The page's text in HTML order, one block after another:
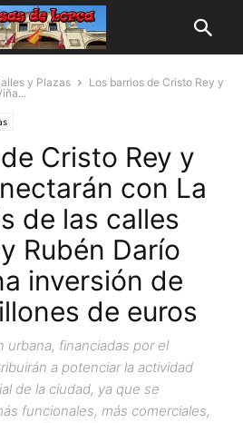
y Plazas
Los barrios de Cristo Rey y
Cristo Rey y
con La
de las calles
Rubén Darío
inversión de
de euros
urbana, financiadas por el
a potenciar la actividad
de la ciudad, ya que se
funcionales, más comerciales,